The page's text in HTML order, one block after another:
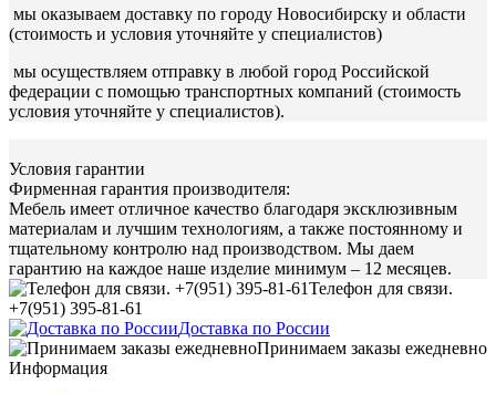
мы оказываем доставку по городу Новосибирску и области
(стоимость и условия уточняйте у специалистов)
мы осуществляем отправку в любой город Российской
федерации с помощью транспортных компаний (стоимость
условия уточняйте у специалистов).
Условия гарантии
Фирменная гарантия производителя:
Мебель имеет отличное качество благодаря эксклюзивным
материалам и лучшим технологиям, а также постоянному и
тщательному контролю над производством. Мы даем
гарантию на каждое наше изделие минимум – 12 месяцев.
Телефон для связи.
+7(951) 395-81-61
Доставка по России
Принимаем заказы ежедневно
Информация